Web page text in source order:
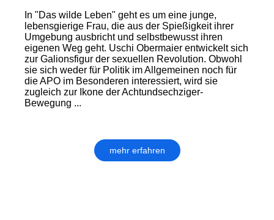
In "Das wilde Leben" geht es um eine junge,
lebensgierige Frau, die aus der Spießigkeit ihrer
Umgebung ausbricht und selbstbewusst ihren
eigenen Weg geht. Uschi Obermaier entwickelt sich
zur Galionsfigur der sexuellen Revolution. Obwohl
sie sich weder für Politik im Allgemeinen noch für
die APO im Besonderen interessiert, wird sie
zugleich zur Ikone der Achtundsechziger-
Bewegung ...
mehr erfahren